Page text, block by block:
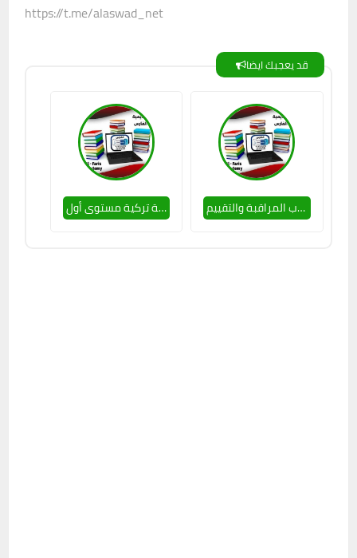
https://t.me/alaswad_net
قد يعجبك ايضا
كروب لغة تركية مستوى أول كروب المراقبة والتقييم